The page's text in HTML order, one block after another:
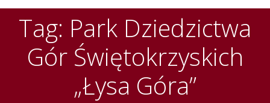
Tag: Park Dziedzictwa
Gór Świętokrzyskich
„Łysa Góra”
Warsztaty
Festiwal
Kurs instruktorski
Sprawozdania